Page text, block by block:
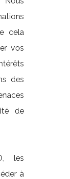
cela
vos
des
de
les
à